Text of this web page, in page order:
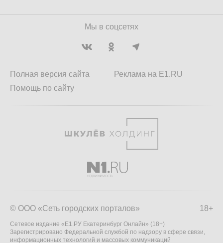
Мы в соцсетях
Полная версия сайта
Помощь по сайту
Реклама на E1.RU
18+
© ООО «Сеть городских порталов»
Сетевое издание «Е1.РУ Екатеринбург Онлайн» (18+)
Зарегистрировано Федеральной службой по надзору в сфере связи,
информационных технологий и массовых коммуникаций